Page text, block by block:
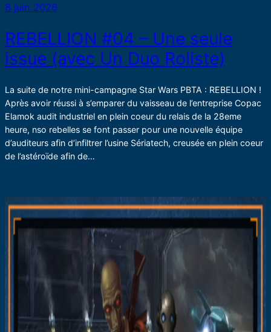
8 juin 2026
REBELLION #04 – Une seule
issue (avec Un Duo Roliste)
La suite de notre mini-campagne Star Wars PBTA : REBELLION !
Après avoir réussi à s’emparer du vaisseau de l’entreprise Copac
Elamok audit industriel en plein coeur du relais de la 28eme
heure, nso rebelles se font passer pour une nouvelle équipe
d’auditeurs afin d’infiltrer l’usine Sériatech, creusée en plein coeur
de l’astéroïde afin de…